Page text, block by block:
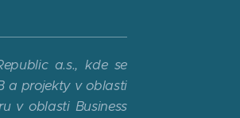
a.s., kde se
a projekty v oblasti
v oblasti Business